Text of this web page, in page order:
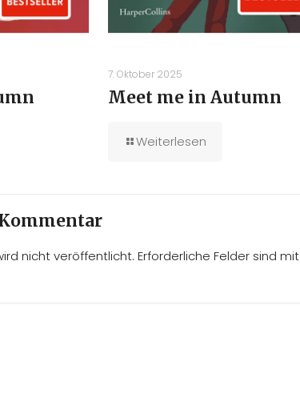
7. Oktober 2025
Meet me in Autumn
Weiterlesen
nicht veröffentlicht. Erforderliche Felder sind mit